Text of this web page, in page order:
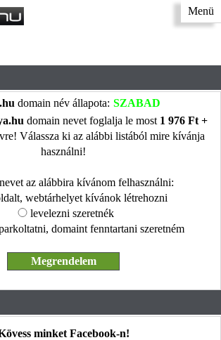
Menü
domain név állapota: SZABAD
domain nevet foglalja le most 1 976 Ft +
Válassza ki az alábbi listából mire kívánja
használni!
az alábbira kívánom felhasználni:
webtárhelyet kívánok létrehozni
levelezni szeretnék
domaint fenntartani szeretném
minket Facebook-n!